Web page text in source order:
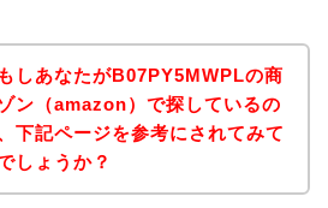
しあなたがB07PY5MWPLの商
ン（amazon）で探しているの
下記ページを参考にされてみて
しょうか？